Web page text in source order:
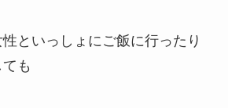
といっしょにご飯に行ったり
も